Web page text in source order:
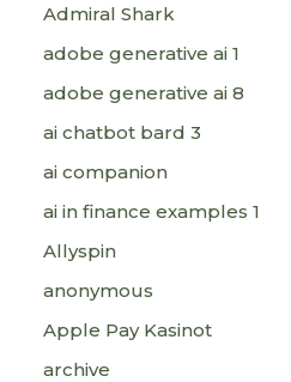
Admiral Shark
adobe generative ai 1
adobe generative ai 8
ai chatbot bard 3
ai companion
ai in finance examples 1
Allyspin
anonymous
Apple Pay Kasinot
archive